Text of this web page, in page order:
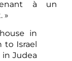
à un
»
in
to Israel
Judea